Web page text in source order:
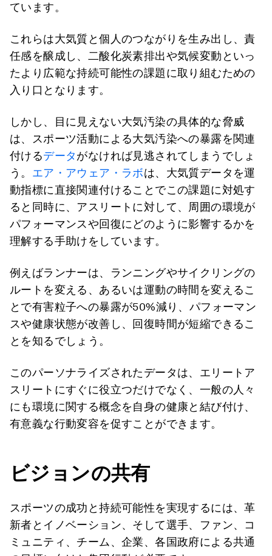
ています。
これらは大気質と個人のつながりを生み出し、責
任感を醸成し、二酸化炭素排出や気候変動といっ
たより広範な持続可能性の課題に取り組むための
入り口となります。
しかし、目に見えない大気汚染の具体的な脅威
は、スポーツ活動による大気汚染への暴露を関連
付けるデータがなければ見逃されてしまうでしょ
う。 エア・アウェア・ラボは、大気質データを運
動指標に直接関連付けることでこの課題に対処す
ると同時に、アスリートに対して、周囲の環境が
パフォーマンスや回復にどのように影響するかを
理解する手助けをしています。
例えばランナーは、ランニングやサイクリングの
ルートを変える、あるいは運動の時間を変えるこ
とで有害粒子への暴露が50%減り、パフォーマン
スや健康状態が改善し、回復時間が短縮できるこ
とを知るでしょう。
このパーソナライズされたデータは、エリートア
スリートにすぐに役立つだけでなく、一般の人々
にも環境に関する概念を自身の健康と結び付け、
有意義な行動変容を促すことができます。
ビジョンの共有
スポーツの成功と持続可能性を実現するには、革
新者とイノベーション、そして選手、ファン、コ
ミュニティ、チーム、企業、各国政府による共通